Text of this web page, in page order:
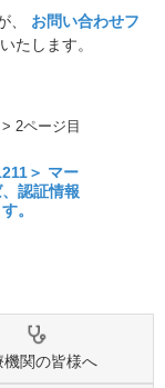
、 お問い合わせフ
たします。
> 2ページ目
機関の皆様へ